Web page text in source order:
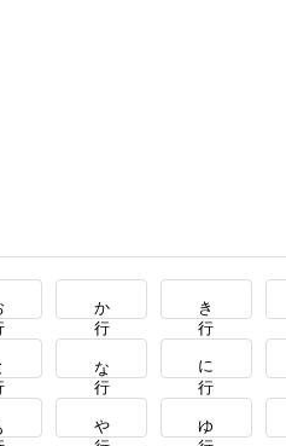
か行 き行
な行 に行
や行 ゆ行